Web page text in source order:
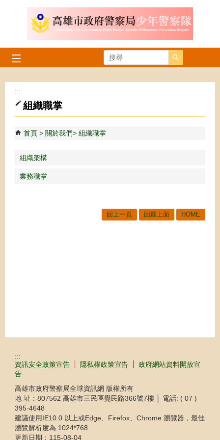
跳到主要內容區塊
搜尋
:::
組織職掌
首頁 關於我們 組織職掌
組織架構
業務職掌
回上一頁 回最上面 HOME
:::
資訊安全政策宣告
隱私權政策宣告
政府網站資料開放宣
告
高雄市政府警察局全球資訊網 版權所有
地 址：807562 高雄市三民區覺民路366號7樓 │ 電話: ( 07 )
395-4648
建議使用IE10.0 以上或Edge、Firefox、Chrome 瀏覽器，最佳
瀏覽解析度為 1024*768
更新日期： 115-08-04